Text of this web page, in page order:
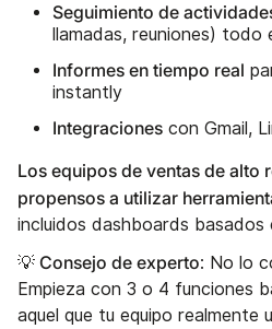
Seguimiento de
llamadas, reuniones) todo
Informes en tiempo real
instantly
Integraciones con Gmail,
Los equipos de ventas de alto
propensos a utilizar
incluidos dashboards basados
💡 Consejo de experto: No lo
Empieza con 3 o 4 funciones
aquel que tu equipo realmente